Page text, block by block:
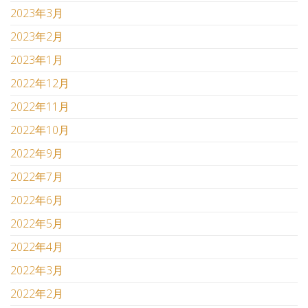
2023年3月
2023年2月
2023年1月
2022年12月
2022年11月
2022年10月
2022年9月
2022年7月
2022年6月
2022年5月
2022年4月
2022年3月
2022年2月